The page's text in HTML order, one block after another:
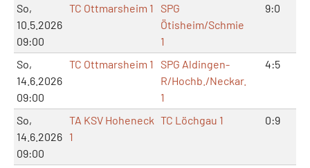
So,
10.5.2026
09:00
TC Ottmarsheim 1
SPG
Ötisheim/Schmie
1
9:0
So,
14.6.2026
09:00
TC Ottmarsheim 1
SPG Aldingen-
R/Hochb./Neckar.
1
4:5
So,
14.6.2026
09:00
TA KSV Hoheneck
1
TC Löchgau 1 0:9